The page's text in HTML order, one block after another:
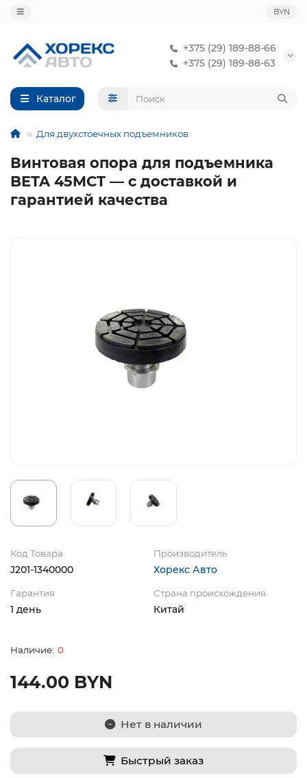
BYN
+375 (29) 189-88-66
+375 (29) 189-88-63
Каталог
Для двухстоечных подъемников
Винтовая опора для подъемника
BETA 45MCT — с доставкой и
гарантией качества
Код Товара
J201-1340000
Производитель
Хорекс Авто
Гарантия
1 день
Страна происхождения
Китай
0
144.00 BYN
Нет в наличии
Быстрый заказ